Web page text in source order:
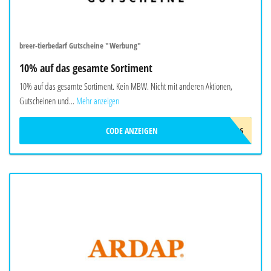
breer-tierbedarf Gutscheine "Werbung"
10% auf das gesamte Sortiment
10% auf das gesamte Sortiment. Kein MBW. Nicht mit anderen Aktionen,
Gutscheinen und... Mehr anzeigen
HALLOBREER2026
CODE ANZEIGEN